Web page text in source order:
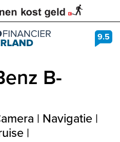
9.5
B-
| Navigatie |
|